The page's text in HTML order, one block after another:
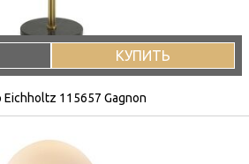
КУПИТЬ
115657 Gagnon